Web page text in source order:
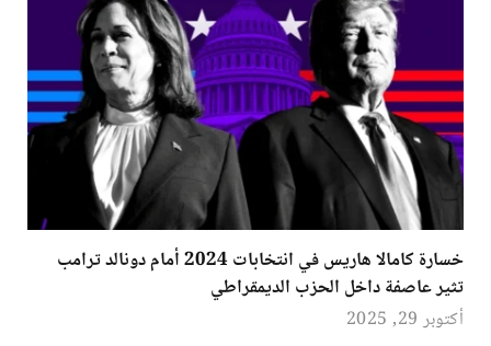
خسارة كامالا هاريس في انتخابات 2024 أمام دونالد ترامب
تثير عاصفة داخل الحزب الديمقراطي
أكتوبر 29, 2025